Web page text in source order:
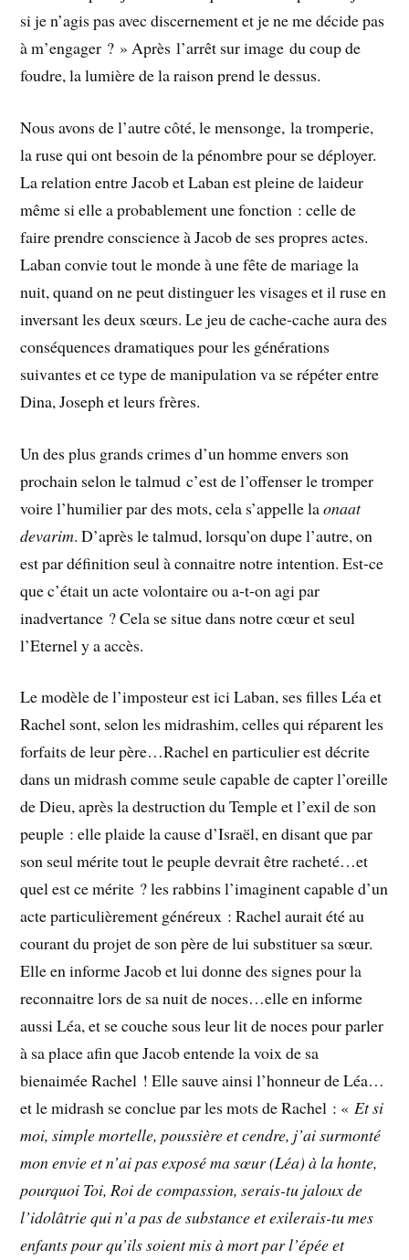
si je n’agis pas avec discernement et je ne me décide pas
à m’engager ? » Après l’arrêt sur image du coup de
foudre, la lumière de la raison prend le dessus.
Nous avons de l’autre côté, le mensonge, la tromperie,
la ruse qui ont besoin de la pénombre pour se déployer.
La relation entre Jacob et Laban est pleine de laideur
même si elle a probablement une fonction : celle de
faire prendre conscience à Jacob de ses propres actes.
Laban convie tout le monde à une fête de mariage la
nuit, quand on ne peut distinguer les visages et il ruse en
inversant les deux sœurs. Le jeu de cache-cache aura des
conséquences dramatiques pour les générations
suivantes et ce type de manipulation va se répéter entre
Dina, Joseph et leurs frères.
Un des plus grands crimes d’un homme envers son
prochain selon le talmud c’est de l’offenser le tromper
voire l’humilier par des mots, cela s’appelle laonaat
devarim. D’après le talmud, lorsqu’on dupe l’autre, on
est par définition seul à connaitre notre intention. Est-ce
que c’était un acte volontaire ou a-t-on agi par
inadvertance ? Cela se situe dans notre cœur et seul
l’Eternel y a accès.
Le modèle de l’imposteur est ici Laban, ses filles Léa et
Rachel sont, selon les midrashim, celles qui réparent les
forfaits de leur père…Rachel en particulier est décrite
dans un midrash comme seule capable de capter l’oreille
de Dieu, après la destruction du Temple et l’exil de son
peuple : elle plaide la cause d’Israël, en disant que par
son seul mérite tout le peuple devrait être racheté…et
quel est ce mérite ? les rabbins l’imaginent capable d’un
acte particulièrement généreux : Rachel aurait été au
courant du projet de son père de lui substituer sa sœur.
Elle en informe Jacob et lui donne des signes pour la
reconnaitre lors de sa nuit de noces…elle en informe
aussi Léa, et se couche sous leur lit de noces pour parler
à sa place afin que Jacob entende la voix de sa
bienaimée Rachel ! Elle sauve ainsi l’honneur de Léa…
et le midrash se conclue par les mots de Rachel : «Et si
moi, simple mortelle, poussière et cendre, j’ai surmonté
mon envie et n’ai pas exposé ma sœur (Léa) à la honte,
pourquoi Toi, Roi de compassion, serais-tu jaloux de
l’idolâtrie qui n’a pas de substance et exilerais-tu mes
enfants pour qu’ils soient mis à mort par l’épée et